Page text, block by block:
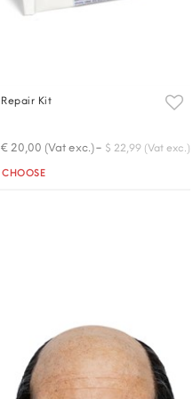
Repair Kit
€ 20,00 (Vat exc.)- $ 22,99 (Vat exc.)
Quantity
CHOOSE